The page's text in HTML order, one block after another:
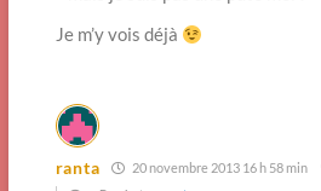
Je m’y vois déjà
ranta 20 novembre 2013 16 h 58 min